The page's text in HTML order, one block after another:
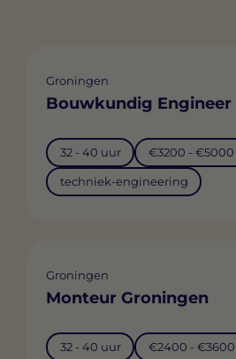
Groningen
Bouwkundig Engineer
32 - 40 uur €3200 - €5000
techniek-engineering
Groningen
Monteur Groningen
32 - 40 uur €2400 -